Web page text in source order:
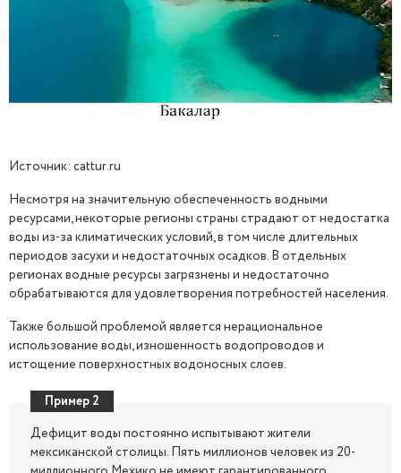
Источник: cattur.ru
Несмотря на значительную обеспеченность водными
ресурсами, некоторые регионы страны страдают от недостатка
воды из-за климатических условий, в том числе длительных
периодов засухи и недостаточных осадков. В отдельных
регионах водные ресурсы загрязнены и недостаточно
обрабатываются для удовлетворения потребностей населения.
Также большой проблемой является нерациональное
использование воды, изношенность водопроводов и
истощение поверхностных водоносных слоев.
Пример 2
Дефицит воды постоянно испытывают жители
мексиканской столицы. Пять миллионов человек из 20-